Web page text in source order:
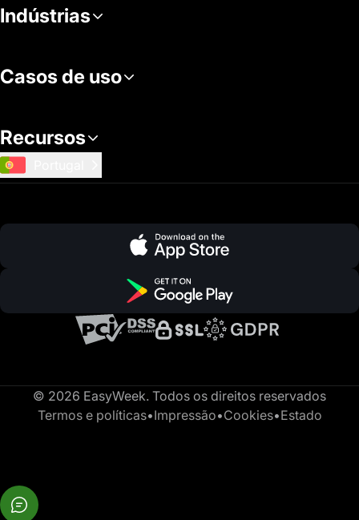
Indústrias
Casos de uso
Recursos
© 2026 EasyWeek. Todos os direitos reservados
Termos e políticas•Impressão•Cookies•Estado